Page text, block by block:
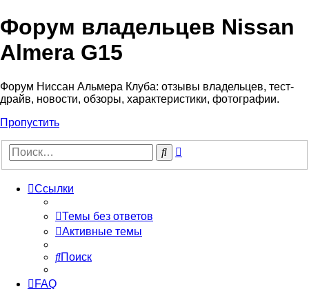
Форум владельцев Nissan
Almera G15
Форум Ниссан Альмера Клуба: отзывы владельцев, тест-
драйв, новости, обзоры, характеристики, фотографии.
Пропустить
Поиск
Ссылки
Темы без ответов
Активные темы
Поиск
FAQ